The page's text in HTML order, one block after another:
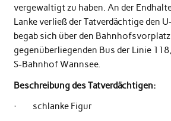
vergewaltigt zu haben. An der
Lanke verließ der Tatverdächtige den
begab sich über den
gegenüberliegenden Bus der Linie
S-Bahnhof Wannsee.
Beschreibung des Tatverdächtigen:
· schlanke Figur